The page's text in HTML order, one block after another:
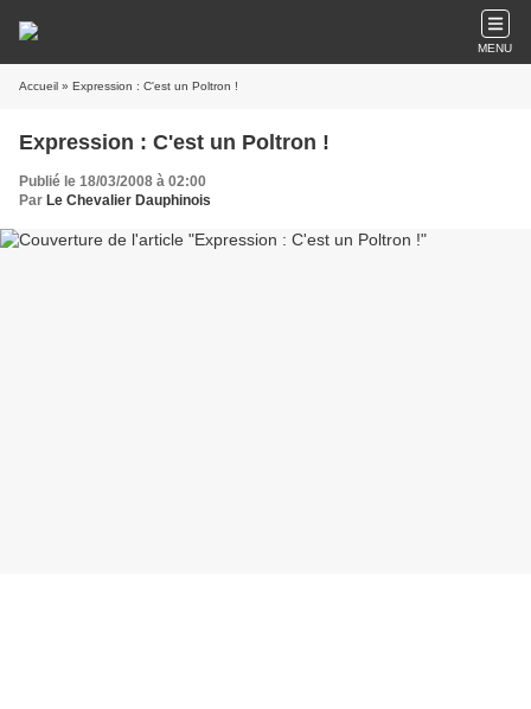
MENU
Accueil » Expression : C'est un Poltron !
Expression : C'est un Poltron !
Publié le 18/03/2008 à 02:00
Par Le Chevalier Dauphinois